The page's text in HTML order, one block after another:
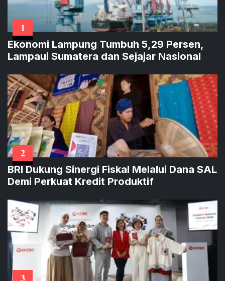
1
Ekonomi Lampung Tumbuh 5,29 Persen,
Lampaui Sumatera dan Sejajar Nasional
2
BRI Dukung Sinergi Fiskal Melalui Dana SAL
Demi Perkuat Kredit Produktif
3